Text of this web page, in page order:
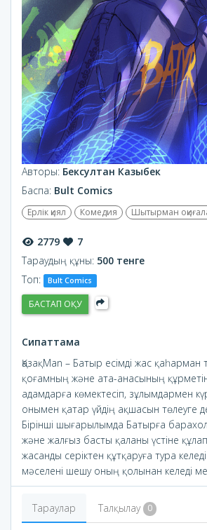
Авторы: Бексултан Казыбек
Баспа: Bult Comics
Ерлік қиял Комедия Шытырман
2779
7
Тараудың құны: 500 тенге
Топ:
Bult Comics
БАСТАП ОҚУ
Сипаттама
ҚазақMan – Батыр есімді жас қаһарман
қоғамның және ата-анасының
адамдарға көмектесіп, зұлымдармен
онымен қатар үйдің ақшасын төлеуге
Бірінші шығарылымда Батырға
және жалғыз басты қаланы үстіне
жасанды серіктен құтқаруға тура
мәселені шешу оның қолынан келеді
Тараулар Талқылау 0